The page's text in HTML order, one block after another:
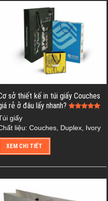
sở thiết kế in túi giấy Couches
rẻ ở đâu lấy nhanh?
giấy
liệu: Couches, Duplex, Ivory
XEM CHI TIẾT